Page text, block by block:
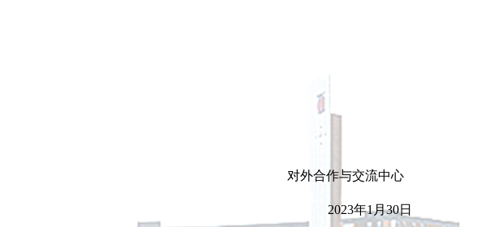
对外合作与交流中心
2023年1月30日